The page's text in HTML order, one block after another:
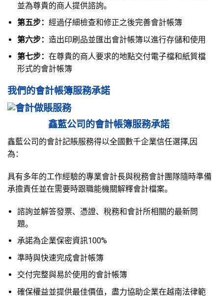
並為尊貴的商人提供諮詢。
第五步： 經過仔細檢查和修正之後完善會計帳簿
第六步： 造出印刷品並匯出會計帳簿以進行存儲和使用
第七步： 在尊貴的商人要求的地點交付電子檔和紙質檔
形式的會計帳簿
我們的會計帳簿服務承諾
鑫藍公司的會計帳簿服務承諾
鑫藍公司的會計記賬服務得以全國數千企業信任選擇,因
為：
具有多年的工作經驗的專業會計長與稅務會計團隊隨時準備
承擔責任並在需要時跟職能機關解釋會計檔案。
諮詢並解答發票、憑證、稅務和會計所相關的最新問
題。
承諾為企業保密資訊100%
準時與快速完成會計帳簿
交付完整與易於使用的會計帳簿
確保權益並提供最佳價值，盡力協助企業在越南法律範